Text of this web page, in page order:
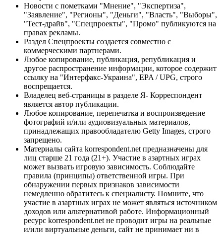
Новости с пометками "Мнение", "Экспертиза",
"Заявление", "Регионы", "Деньги", "Власть", "Выборы",
"Тест-драйв", "Спецпроекты", "Промо" публикуются на
правах рекламы.
Раздел Спецпроекты создается совместно с
коммерческими партнерами.
Любое копирование, публикация, републикация и
другое распространение информации, которое содержит
ссылку на "Интерфакс-Украина", EPA / UPG, строго
воспрещается.
Владелец веб-страницы в разделе Я- Корреспондент
является автор публикации.
Любое копирование, перепечатка и воспроизведение
фотографий и/или аудиовизуальных материалов,
принадлежащих правообладателю Getty Images, строго
запрещено.
Материалы сайта korrespondent.net предназначены для
лиц старше 21 года (21+). Участие в азартных играх
может вызвать игровую зависимость. Соблюдайте
правила (принципы) ответственной игры. При
обнаружении первых признаков зависимости
немедленно обратитесь к специалисту. Помните, что
участие в азартных играх не может являться источником
доходов или альтернативой работе. Информационный
ресурс korrespondent.net не проводит игры на реальные
и/или виртуальные деньги, сайт не принимает ни в